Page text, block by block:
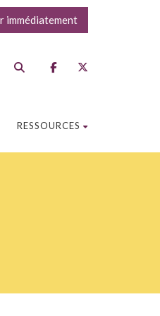
immédiatement
RESSOURCES